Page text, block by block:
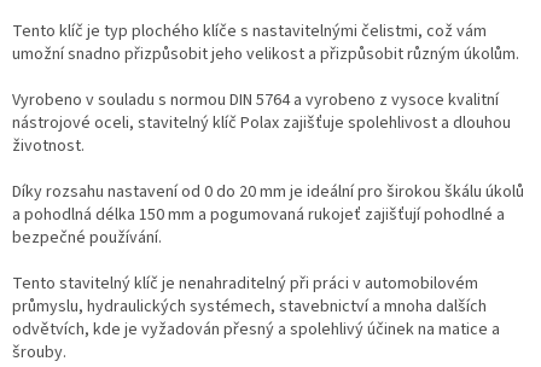
Tento klíč je typ plochého klíče s nastavitelnými čelistmi, což vám
umožní snadno přizpůsobit jeho velikost a přizpůsobit různým úkolům.
Vyrobeno v souladu s normou DIN 5764 a vyrobeno z vysoce kvalitní
nástrojové oceli, stavitelný klíč Polax zajišťuje spolehlivost a dlouhou
životnost.
Díky rozsahu nastavení od 0 do 20 mm je ideální pro širokou škálu úkolů
a pohodlná délka 150 mm a pogumovaná rukojeť zajišťují pohodlné a
bezpečné používání.
Tento stavitelný klíč je nenahraditelný při práci v automobilovém
průmyslu, hydraulických systémech, stavebnictví a mnoha dalších
odvětvích, kde je vyžadován přesný a spolehlivý účinek na matice a
šrouby.